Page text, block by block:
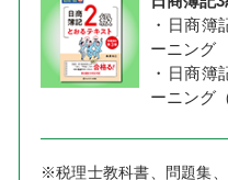
・日商簿
ーニング
・日商簿
ーニング
※税理士教科書、問題集